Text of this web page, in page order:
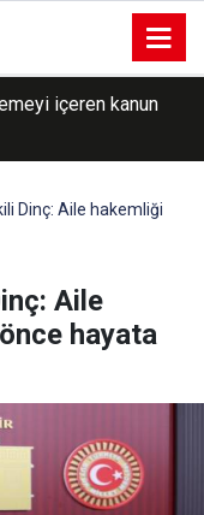
yayımlandı
Dinç: Aile hakemliği
Aile
hayata